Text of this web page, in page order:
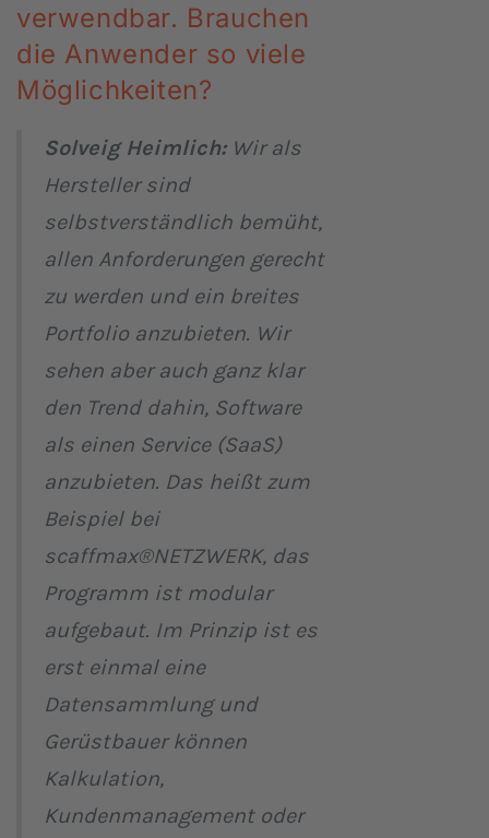
verwendbar. Brauchen
die Anwender so viele
Möglichkeiten?
Solveig Heimlich:Wir als
Hersteller sind
selbstverständlich bemüht,
allen Anforderungen gerecht
zu werden und ein breites
Portfolio anzubieten. Wir
sehen aber auch ganz klar
den Trend dahin, Software
als einen Service (SaaS)
anzubieten. Das heißt zum
Beispiel bei
scaffmax®NETZWERK, das
Programm ist modular
aufgebaut. Im Prinzip ist es
erst einmal eine
Datensammlung und
Gerüstbauer können
Kalkulation,
Kundenmanagement oder